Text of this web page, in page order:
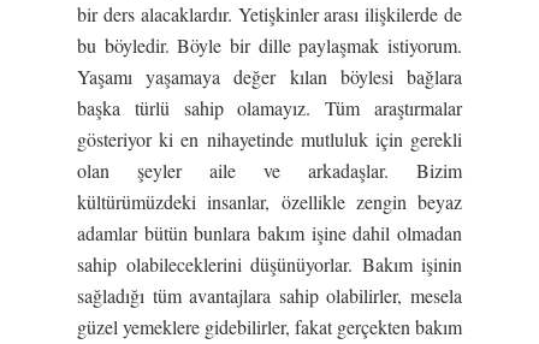
bir ders alacaklardır. Yetişkinler arası ilişkilerde de
bu böyledir. Böyle bir dille paylaşmak istiyorum.
Yaşamı yaşamaya değer kılan böylesi bağlara
başka türlü sahip olamayız. Tüm araştırmalar
gösteriyor ki en nihayetinde mutluluk için gerekli
olan şeyler aile ve arkadaşlar. Bizim
kültürümüzdeki insanlar, özellikle zengin beyaz
adamlar bütün bunlara bakım işine dahil olmadan
sahip olabileceklerini düşünüyorlar. Bakım işinin
sağladığı tüm avantajlara sahip olabilirler, mesela
güzel yemeklere gidebilirler, fakat gerçekten bakım